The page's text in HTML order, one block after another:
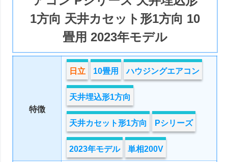
1方向 天井カセット形1方向 10
畳用 2023年モデル
特徴
日立 10畳用 ハウジングエアコン
天井埋込形1方向
天井カセット形1方向 Pシリーズ
2023年モデル 単相200V